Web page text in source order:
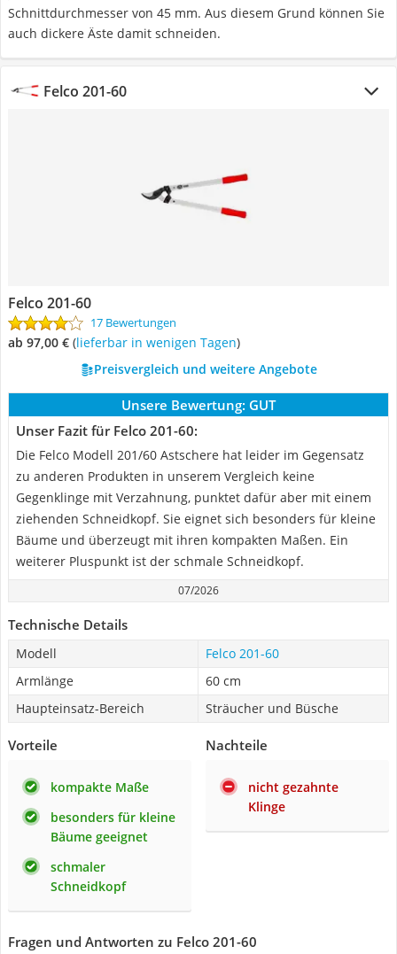
Schnittdurchmesser von 45 mm. Aus diesem Grund können Sie
auch dickere Äste damit schneiden.
Felco ‎201-60
Felco ‎201-60
17 Bewertungen
ab 97,00 € ( Lieferbar in wenigen Tagen)
Preisvergleich und weitere Angebote
Unsere Bewertung: GUT
Unser Fazit für Felco ‎201-60:
Die Felco Modell 201/60 Astschere hat leider im Gegensatz
zu anderen Produkten in unserem Vergleich keine
Gegenklinge mit Verzahnung, punktet dafür aber mit einem
ziehenden Schneidkopf. Sie eignet sich besonders für kleine
Bäume und überzeugt mit ihren kompakten Maßen. Ein
weiterer Pluspunkt ist der schmale Schneidkopf.
07/2026
Technische Details
Modell
Felco ‎201-60
Armlänge
60 cm
Haupteinsatz-Bereich
Sträucher und Büsche
Vorteile
kompakte Maße
besonders für kleine
Bäume geeignet
schmaler
Schneidkopf
Nachteile
nicht gezahnte
Klinge
Fragen und Antworten zu Felco ‎201-60